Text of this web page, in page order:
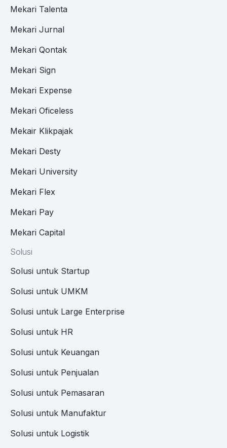
Mekari Talenta
Mekari Jurnal
Mekari Qontak
Mekari Sign
Mekari Expense
Mekari Oficeless
Mekair Klikpajak
Mekari Desty
Mekari University
Mekari Flex
Mekari Pay
Mekari Capital
Solusi
Solusi untuk Startup
Solusi untuk UMKM
Solusi untuk Large Enterprise
Solusi untuk HR
Solusi untuk Keuangan
Solusi untuk Penjualan
Solusi untuk Pemasaran
Solusi untuk Manufaktur
Solusi untuk Logistik